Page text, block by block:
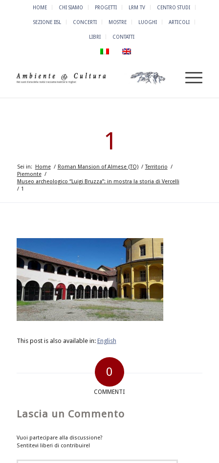
HOME CHI SIAMO PROGETTI LRM TV CENTRO STUDI
SEZIONE IISL CONCERTI MOSTRE LUOGHI ARTICOLI
LIBRI CONTATTI
1
Sei in: Home / Roman Mansion of Almese (TO) / Territorio /
Piemonte /
Museo archeologico “Luigi Bruzza”: in mostra la storia di Vercelli
/ 1
This post is also available in: English
0
COMMENTI
Lascia un Commento
Vuoi partecipare alla discussione?
Sentitevi liberi di contribuire!